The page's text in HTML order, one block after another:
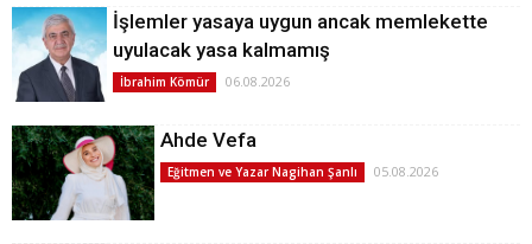
İşlemler yasaya uygun ancak memlekette
uyulacak yasa kalmamış
İbrahim Kömür 06.08.2026
Ahde Vefa
Eğitmen ve Yazar Nagihan Şanlı 05.08.2026